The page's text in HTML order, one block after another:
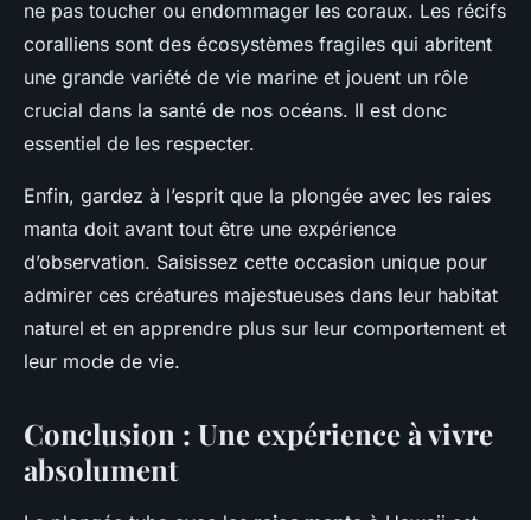
ne pas toucher ou endommager les coraux. Les récifs
coralliens sont des écosystèmes fragiles qui abritent
une grande variété de vie marine et jouent un rôle
crucial dans la santé de nos océans. Il est donc
essentiel de les respecter.
Enfin, gardez à l’esprit que la plongée avec les raies
manta doit avant tout être une expérience
d’observation. Saisissez cette occasion unique pour
admirer ces créatures majestueuses dans leur habitat
naturel et en apprendre plus sur leur comportement et
leur mode de vie.
Conclusion : Une expérience à vivre
absolument